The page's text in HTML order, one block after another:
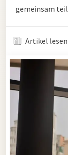
gemeinsam
Artikel lesen